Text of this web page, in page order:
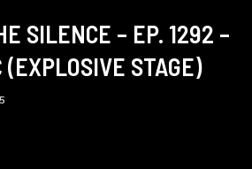
SILENCE – EP. 1292 –
STAGE)